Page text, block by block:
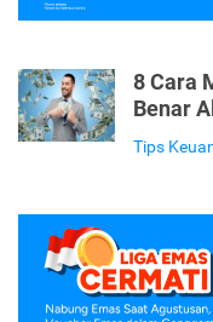
8 Cara
Benar
Tips